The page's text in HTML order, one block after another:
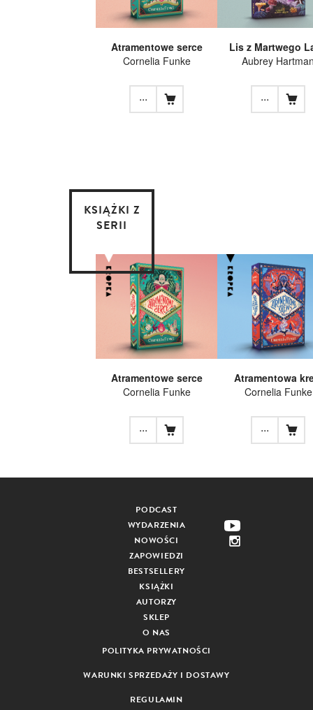
Atramentowe serce
Cornelia Funke
...
Lis z Martwego
Aubrey
...
KSIĄŻKI Z
SERII
Atramentowe serce
Cornelia Funke
...
Atramentowa
Cornelia Funke
...
PODCAST
WYDARZENIA
NOWOŚCI
ZAPOWIEDZI
BESTSELLERY
KSIĄŻKI
AUTORZY
SKLEP
O NAS
POLITYKA PRYWATNOŚCI
WARUNKI SPRZEDAŻY I DOSTAWY
REGULAMIN